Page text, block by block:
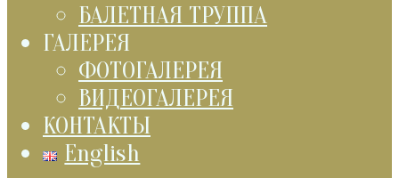
БАЛЕТНАЯ ТРУППА
ГАЛЕРЕЯ
ФОТОГАЛЕРЕЯ
ВИДЕОГАЛЕРЕЯ
КОНТАКТЫ
English